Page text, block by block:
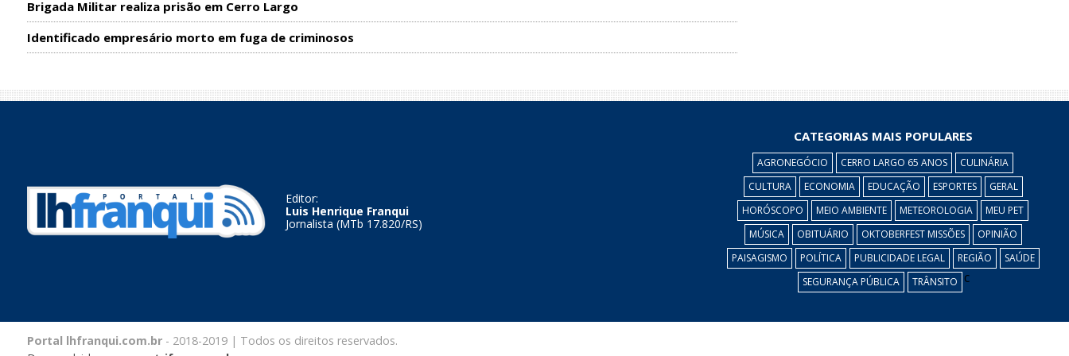
Brigada Militar realiza prisão em Cerro Largo
Identificado empresário morto em fuga de criminosos
Editor:
Luis Henrique Franqui
Jornalista (MTb 17.820/RS)
CATEGORIAS MAIS POPULARES
AGRONEGÓCIO CERRO LARGO 65 ANOS
CULINÁRIA
CULTURA
ECONOMIA EDUCAÇÃO ESPORTES
GERAL
HORÓSCOPO
MEIO AMBIENTE METEOROLOGIA
MEU PET
MÚSICA
OBITUÁRIO OKTOBERFEST MISSÕES
OPINIÃO
PAISAGISMO
POLÍTICA PUBLICIDADE LEGAL REGIÃO
SAÚDE
SEGURANÇA PÚBLICA
TRÂNSITO c
Portal lhfranqui.com.br- 2018-2019 | Todos os direitos reservados.